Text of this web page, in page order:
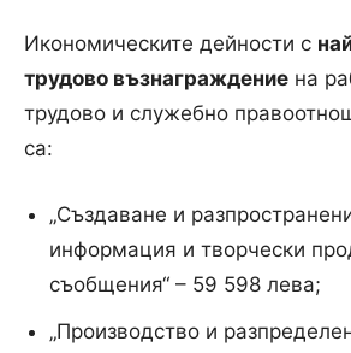
Икономическите дейности с
трудово възнаграждение на
трудово и служебно
са:
„Създаване и
информация и творчески
съобщения“ – 59 598 лева;
„Производство и